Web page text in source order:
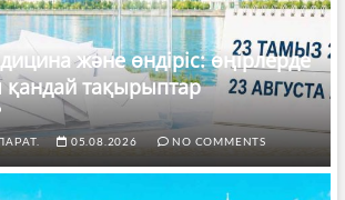
және өндіріс: өңірлерде
қандай тақырыптар
05.08.2026 NO COMMENTS